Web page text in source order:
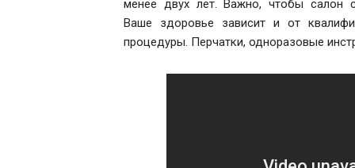
менее двух лет. Важно, чтобы салон
Ваше здоровье зависит и от
процедуры. Перчатки, одноразовые